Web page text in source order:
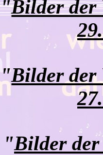
Bilder der
Bilder der
"Bilder der